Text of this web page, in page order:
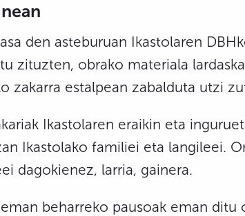
den asteburuan Ikastolaren
zituzten, obrako materiala
zakarra estalpean zabalduta utzi
Ikastolaren eraikin eta
Ikastolako familiei eta langileei.
dagokienez, larria, gainera.
beharreko pausoak eman ditu